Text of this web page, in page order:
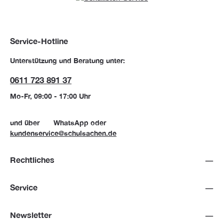
Service-Hotline
Unterstützung und Beratung unter:
0611 723 891 37
Mo-Fr, 09:00 - 17:00 Uhr
und über WhatsApp oder
kundenservice@schulsachen.de
Rechtliches
Service
Newsletter